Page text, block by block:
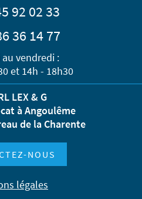
92 02 33
36 14 77
vendredi :
et 14h - 18h30
LEX & G
à Angoulême
de la Charente
NOUS
légales